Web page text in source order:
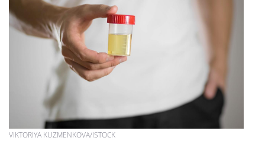
VIKTORIYA KUZMENKOVA/ISTOCK